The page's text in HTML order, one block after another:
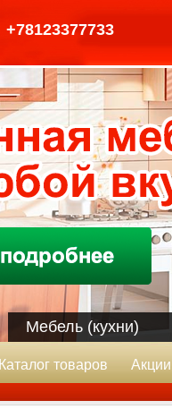
+78123377733
Мебель (кухни)
Каталог товаров